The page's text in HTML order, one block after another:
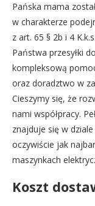
Pańska mama
w charakterze
z art. 65 § 2b i 4
Państwa przesyłki
kompleksową
oraz doradztwo w
Cieszymy się, że
nami współpracy.
znajduje się w
oczywiście jak
maszynkach
Koszt